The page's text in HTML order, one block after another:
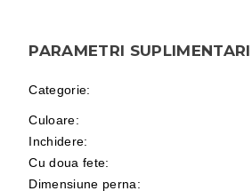
PARAMETRI SUPLIMENTARI
Categorie:
Culoare:
Inchidere:
Cu doua fete:
Dimensiune perna: